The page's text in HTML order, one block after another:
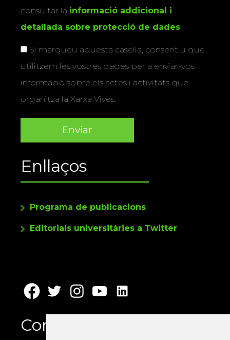
consultar la informació addicional i
detallada sobre protecció de dades.
Si marqueu aquesta casella, consentiu que
utilitzem les vostres dades per a enviar-vos
informació sobre els actes i activitats que
organitza la Xarxa Vives.
Enllaços
Programa de publicacions
Editorials universitàries a Twitter
Contacte